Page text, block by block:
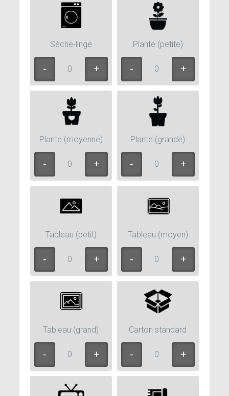
Sèche-linge
0
Plante (petite)
0
Plante (moyenne)
0
Plante (grande)
0
Tableau (petit)
0
Tableau (moyen)
0
Tableau (grand)
0
Carton standard
0